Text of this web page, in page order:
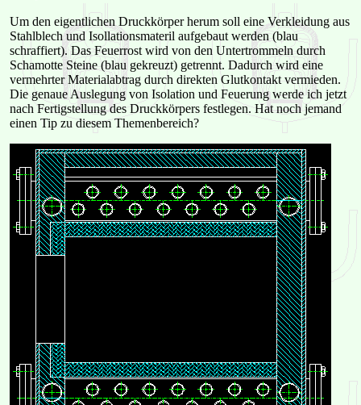
Um den eigentlichen Druckkörper herum soll eine Verkleidung aus
Stahlblech und Isollationsmateril aufgebaut werden (blau
schraffiert). Das Feuerrost wird von den Untertrommeln durch
Schamotte Steine (blau gekreuzt) getrennt. Dadurch wird eine
vermehrter Materialabtrag durch direkten Glutkontakt vermieden.
Die genaue Auslegung von Isolation und Feuerung werde ich jetzt
nach Fertigstellung des Druckkörpers festlegen. Hat noch jemand
einen Tip zu diesem Themenbereich?